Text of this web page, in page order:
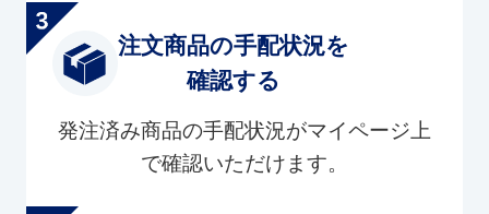
注文商品の手配状況を
確認する
発注済み商品の手配状況がマイページ上
で確認いただけます。